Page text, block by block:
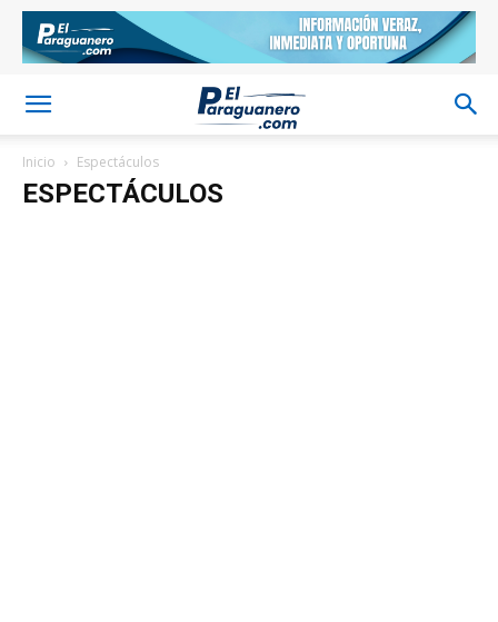
Inicio Espectáculos
ESPECTÁCULOS